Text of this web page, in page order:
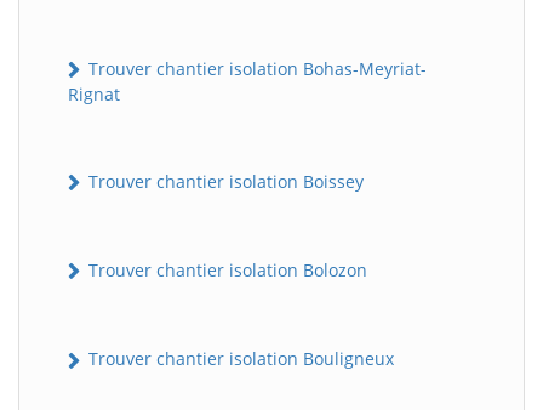
Trouver chantier isolation Bohas-Meyriat-
Rignat
Trouver chantier isolation Boissey
Trouver chantier isolation Bolozon
Trouver chantier isolation Bouligneux